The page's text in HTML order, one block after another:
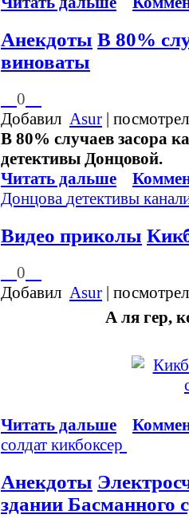
Анекдоты В 80%
виноваты
0
Добавил Asur |
В 80% случаев засора
детективы Донцовой.
Читать дальше
Донцова детективы
Видео приколы
0
Добавил Asur |
А ля гер,
Читать дальше
солдат кикбоксер
Анекдоты
здании Басманного